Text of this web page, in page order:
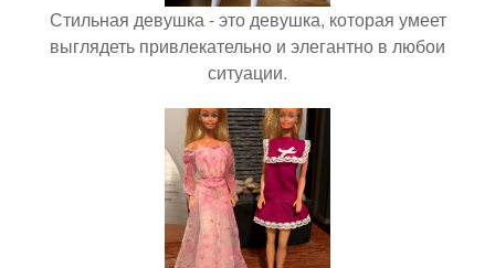
Стильная девушка - это девушка, которая умеет
выглядеть привлекательно и элегантно в любои
ситуации.